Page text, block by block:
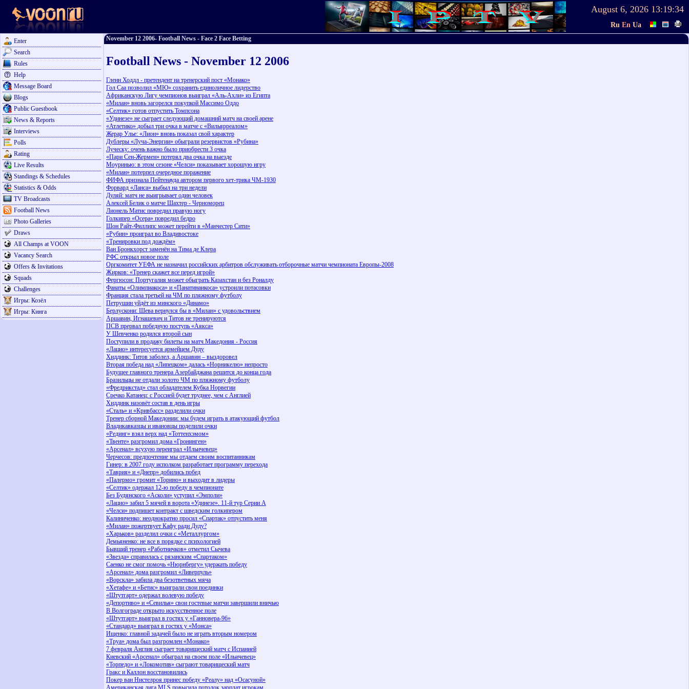
August 6, 2026 13:19:34
Ru En Ua
Enter
Search
Rules
Help
Message Board
Blogs
Public Guestbook
News & Reports
Interviews
Polls
Rating
Live Results
Standings & Schedules
Statistics & Odds
TV Broadcasts
Football News
Photo Galleries
Draws
All Champs at VOON
Vacancy Search
Offers & Invitations
Squads
Challenges
Игры: Козёл
Игры: Кинга
November 12 2006- Football News - Face 2 Face Betting
Football News - November 12 2006
Гленн Ходдл - претендент на тренерский пост «Монако»
Гол Саа позволил «МЮ» сохранить единоличное лидерство
Африканскую Лигу чемпионов выиграл «Аль-Ахли» из Египта
«Милан» вновь загорелся покупкой Массимо Оддо
«Селтик» готов отпустить Томпсона
«Удинезе» не сыграет следующий домашний матч на своей арене
«Атлетико» добыл три очка в матче с «Вильярреалом»
Жерар Улье: «Лион» вновь показал свой характер
Дублеры «Луча-Энергии» обыграли резервистов «Рубина»
Луческу: очень важно было приобрести 3 очка
«Пари Сен-Жермен» потерял два очка на выезде
Моуринью: в этом сезоне «Челси» показывает хорошую игру
«Милан» потерпел очередное поражение
ФИФА признала Пейтенауда автором первого хет-трика ЧМ-1930
Форвард «Ланса» выбыл на три недели
Дуляй: матч не выигрывает один человек
Алексей Белик о матче Шахтер - Черноморец
Лионель Матис повредил правую ногу
Голкипер «Осера» повредил бедро
Шон Райт-Филлипс может перейти в «Манчестер Сити»
«Рубин» проиграл во Владивостоке
«Тренировки под дождём»
Ван Бронкхорст заменён на Тима де Клера
РФС открыл новое поле
Оргкомитет УЕФА не назначил российских арбитров обслуживать отборочные матчи чемпионата Европы-2008
Жирков: «Тренер скажет все перед игрой»
Фергюсон: Португалия может обыграть Казахстан и без Роналду
Фанаты «Олимпиакоса» и «Панатинаикоса» устроили потасовки
Франция стала третьей на ЧМ по пляжному футболу
Петрушин уйдёт из минского «Динамо»
Берлускони: Шева вернулся бы в «Милан» с удовольствием
Аршавин, Игнашевич и Титов не тренируются
ПСВ прервал победную поступь «Аякса»
У Шевченко родился второй сын
Поступили в продажу билеты на матч Македония - Россия
«Лацио» интересуется армейцем Дуду
Хиддинк: Титов заболел, а Аршавин – выздоровел
Вторая победа над «Липецком» далась «Норникелю» непросто
Будущее главного тренера Азербайджана решится до конца года
Бразильцы не отдали золото ЧМ по пляжному футболу
«Фредрикстад» стал обладателем Кубка Норвегии
Сречко Катанец: с Россией будет труднее, чем с Англией
Хиддинк назовёт состав в день игры
«Сталь» и «Кривбасс» разделили очки
Тренер сборной Македонии: мы будем играть в атакующий футбол
Владикавказцы и ивановцы поделили очки
«Рединг» взял верх над «Тоттенхэмом»
«Твенте» разгромил дома «Гронинген»
«Арсенал» всухую переиграл «Ильичевец»
Черчесов: предпочтение мы отдаем своим воспитанникам
Гинер: в 2007 году исполком разработает программу перехода
«Таврия» и «Днепр» добились побед
«Палермо» громит «Торино» и выходит в лидеры
«Селтик» одержал 12-ю победу в чемпионате
Без Будянского «Асколи» уступил «Эмполи»
«Лацио» забил 5 мячей в ворота «Удинезе». 11-й тур Серии A
«Челси» подпишет контракт с шведским голкипером
Калиниченко: неоднократно просил «Спартак» отпустить меня
«Милан» пожертвует Кафу ради Дуду?
«Харьков» разделил очки с «Металлургом»
Демьяненко: не все в порядке с психологией
Бывший тренер «Работничков» отметил Сычева
«Звезда» справилась с рязанским «Спартаком»
Саенко не смог помочь «Нюрнбергу» удержать победу
«Арсенал» дома разгромил «Ливерпуль»
«Ворскла» забила два безответных мяча
«Хетафе» и «Бетис» выиграли свои поединки
«Штутгарт» одержал волевую победу
«Депортиво» и «Севилья» свои гостевые матчи завершили вничью
В Волгограде открыто искусственное поле
«Штутгарт» выиграл в гостях у «Ганновера-96»
«Стандард» выиграл в гостях у «Монса»
Ищенко: главной задачей было не играть вторым номером
«Труа» дома был разгромлен «Монако»
7 февраля Англия сыграет товарищеский матч с Испанией
Киевский «Арсенал» обыграл на своем поле «Ильичевец»
«Торпедо» и «Локомотив» сыграют товарищеский матч
Гракс и Каллон восстановились
Покер ван Нистелроя принес победу «Реалу» над «Осасуной»
Американская лига MLS повысила потолок зарплат игрокам